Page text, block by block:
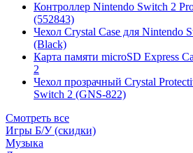
Контроллер Nintendo Switch 2
(552843)
Чехол Сrystal Сase для Nintendo
(Black)
Карта памяти microSD Express
2
Чехол прозрачный Crystal
Switch 2 (GNS-822)
Смотреть все
Игры Б/У (скидки)
Музыка